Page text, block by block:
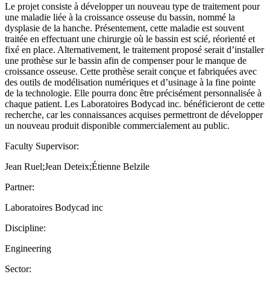
Le projet consiste à développer un nouveau type de traitement pour
une maladie liée à la croissance osseuse du bassin, nommé la
dysplasie de la hanche. Présentement, cette maladie est souvent
traitée en effectuant une chirurgie où le bassin est scié, réorienté et
fixé en place. Alternativement, le traitement proposé serait d’installer
une prothèse sur le bassin afin de compenser pour le manque de
croissance osseuse. Cette prothèse serait conçue et fabriquées avec
des outils de modélisation numériques et d’usinage à la fine pointe
de la technologie. Elle pourra donc être précisément personnalisée à
chaque patient. Les Laboratoires Bodycad inc. bénéficieront de cette
recherche, car les connaissances acquises permettront de développer
un nouveau produit disponible commercialement au public.
Faculty Supervisor:
Jean Ruel;Jean Deteix;Étienne Belzile
Partner:
Laboratoires Bodycad inc
Discipline:
Engineering
Sector: